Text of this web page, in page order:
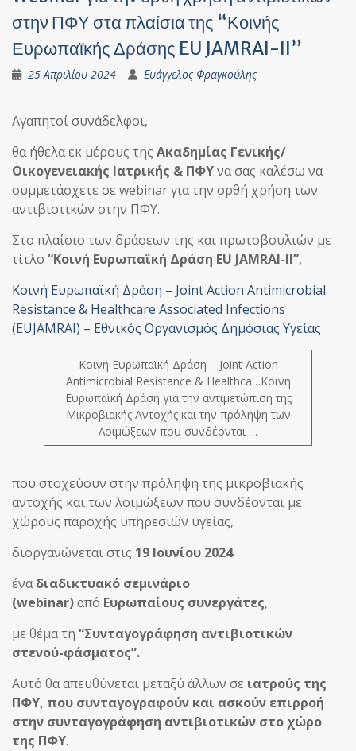
στην ΠΦΥ στα πλαίσια της “Κοινής
Ευρωπαϊκής Δράσης EU JAMRAI-II”
25 Απριλίου 2024 Ευάγγελος Φραγκούλης
Αγαπητοί συνάδελφοι,
θα ήθελα εκ μέρους της Ακαδημίας Γενικής/
Οικογενειακής Ιατρικής & ΠΦΥνα σας καλέσω να
συμμετάσχετε σε webinar για την ορθή χρήση των
αντιβιοτικών στην ΠΦΥ.
Στο πλαίσιο των δράσεων της και πρωτοβουλιών με
τίτλο “Κοινή Ευρωπαϊκή Δράση EU JAMRAI-II”,
Κοινή Ευρωπαϊκή Δράση – Joint Action Antimicrobial
Resistance & Healthcare Associated Infections
(EUJAMRAI) – Εθνικός Οργανισμός Δημόσιας Υγείας
Κοινή Ευρωπαϊκή Δράση – Joint Action
Antimicrobial Resistance & Healthca…Κοινή
Ευρωπαϊκή Δράση για την αντιμετώπιση της
Μικροβιακής Αντοχής και την πρόληψη των
Λοιμώξεων που συνδέονται …
που στοχεύουν στην πρόληψη της μικροβιακής
αντοχής και των λοιμώξεων που συνδέονται με
χώρους παροχής υπηρεσιών υγείας,
διοργανώνεται στις 19 Ιουνίου 2024
έναδιαδικτυακό σεμινάριο
(webinar)από Ευρωπαίους συνεργάτες,
με θέμα τη “Συνταγογράφηση αντιβιοτικών
στενού-φάσματος”.
Αυτό θα απευθύνεται μεταξύ άλλων σε ιατρούς της
ΠΦΥ, που συνταγογραφούν και ασκούν επιρροή
στην συνταγογράφηση αντιβιοτικών στο χώρο
της ΠΦΥ.